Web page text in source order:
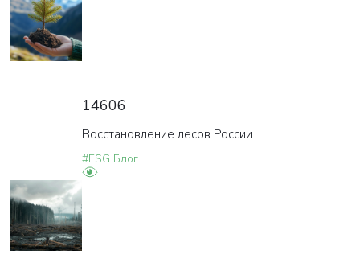
14606
Восстановление лесов России
#ESG Блог